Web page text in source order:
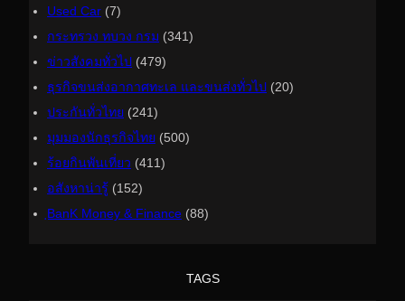
Used Car (7)
กระทรวง ทบวง กรม (341)
ข่าวสังคมทั่วไป (479)
ธุรกิจขนส่งอากาศทะเล และขนส่งทั่วไป (20)
ประกันทั่วไทย (241)
มุมมองนักธุรกิจไทย (500)
ร้อยกินพันเที่ยว (411)
อสังหาน่ารู้ (152)
ฺBanK Money & Finance (88)
TAGS